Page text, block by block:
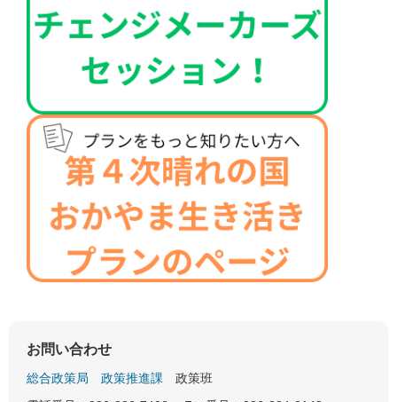
お問い合わせ
総合政策局 政策推進課
政策班